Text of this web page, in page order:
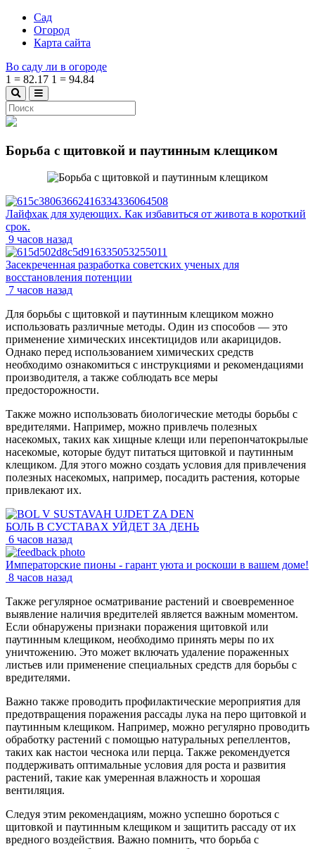
Сад
Огород
Карта сайта
Во саду ли в огороде
1 = 82.17 1 = 94.84
Борьба с щитовкой и паутинным клещиком
Лайфхак для худеющих. Как избавиться от живота в короткий
срок.
9 часов назад
Засекреченная разработка советских ученых для
восстановления потенции
7 часов назад
Для борьбы с щитовкой и паутинным клещиком можно
использовать различные методы. Один из способов — это
применение химических инсектицидов или акарицидов.
Однако перед использованием химических средств
необходимо ознакомиться с инструкциями и рекомендациями
производителя, а также соблюдать все меры
предосторожности.
Также можно использовать биологические методы борьбы с
вредителями. Например, можно привлечь полезных
насекомых, таких как хищные клещи или перепончатокрылые
насекомые, которые будут питаться щитовкой и паутинным
клещиком. Для этого можно создать условия для привлечения
полезных насекомых, например, посадить растения, которые
привлекают их.
БОЛЬ В СУСТАВАХ УЙДЕТ ЗА ДЕНЬ
6 часов назад
Императорские пионы - гарант уюта и роскоши в вашем доме!
8 часов назад
Также регулярное осматривание растений и своевременное
выявление наличия вредителей является важным моментом.
Если обнаружены признаки поражения щитовкой или
паутинным клещиком, необходимо принять меры по их
уничтожению. Это может включать удаление пораженных
листьев или применение специальных средств для борьбы с
вредителями.
Важно также проводить профилактические мероприятия для
предотвращения поражения рассады лука на перо щитовкой и
паутинным клещиком. Например, можно регулярно проводить
обработку растений с помощью натуральных репеллентов,
таких как настои чеснока или перца. Также рекомендуется
поддерживать оптимальные условия для роста и развития
растений, такие как умеренная влажность и хорошая
вентиляция.
Следуя этим рекомендациям, можно успешно бороться с
щитовкой и паутинным клещиком и защитить рассаду от их
вредного воздействия. Важно помнить, что борьба с